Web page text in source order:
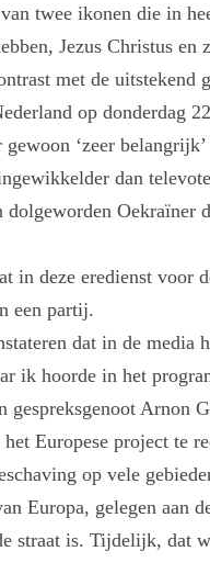
twee ikonen die in
Jezus Christus
met de uitstekend
op donderdag
‘zeer
dan
Oekraïner
in deze eredienst voor
een partij.
dat in de media
ik hoorde in het
Arnon
Europese project te
op vele
Europa, gelegen aan
straat is. Tijdelijk, dat